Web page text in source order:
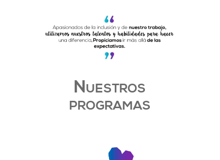
Nuestros
programas